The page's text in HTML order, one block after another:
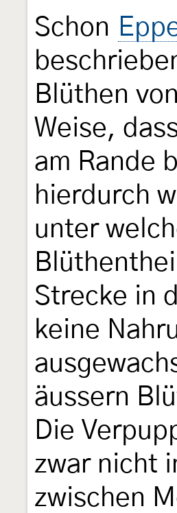
Schon
Blüthen von
Weise,
am Rande
hierdurch
unter
Strecke in
keine
äussern
Die
zwar nicht
zwischen